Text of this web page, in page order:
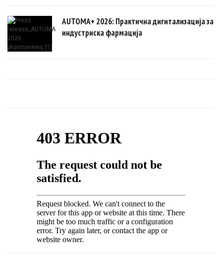
AUTOMA+ 2026: Практична дигитализација за
индустриска фармација